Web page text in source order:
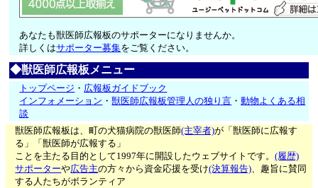
あなたも獣医師広報板のサポーターになりませんか。
詳しくはサポーター募集をご覧ください。
◆獣医師広報板メニュー
トップページ ・ 広報板ガイドブック
インフォメーション ・獣医師広報板管理人の独り言 ・動物よくある相
談
獣医師広報板は、町の犬猫病院の獣医師(主宰者)が「獣医師に広報す
る」「獣医師が広報する」
ことを主たる目的として1997年に開設したウェブサイトです。(履歴)
サポーターや広告主の方々から資金応援を受け(決算報告)、趣旨に賛同
する人たちがボランティア